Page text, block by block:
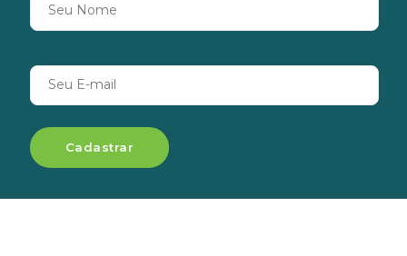
Seu Nome
Seu E-mail
Cadastrar